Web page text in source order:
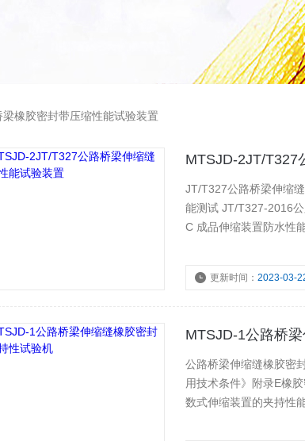
梁橡胶密封带压缩性能试验装置
MTSJD-2JT/T327
JT/T327公路桥梁伸缩缝压缩性能试验装置
能测试 JT/T327-2016公路桥梁伸缩装置通用技术条件 附录C防水性能试验方法 CJ/T497-2016 附录
C 成品伸缩装置防水性
更新时间：2023-03-
MTSJD-1公路桥
公路桥梁伸缩缝橡胶密封带夹持性试验机概述 本试
用技术条件》附录E橡
数式伸缩装置的夹持性